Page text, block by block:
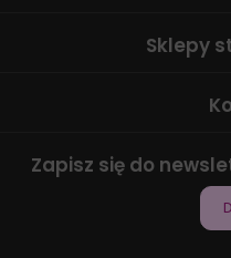
Sklepy
Zapisz się do